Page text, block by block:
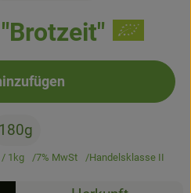
Produkt zum Warenkorb
180g
/ 1kg 7% MwSt Handelsklasse II